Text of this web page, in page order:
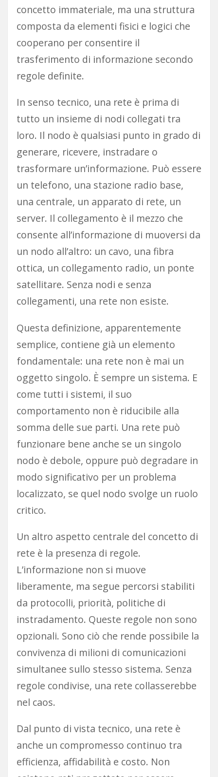
concetto immateriale, ma una struttura
composta da elementi fisici e logici che
cooperano per consentire il
trasferimento di informazione secondo
regole definite.
In senso tecnico, una rete è prima di
tutto un insieme di nodi collegati tra
loro. Il nodo è qualsiasi punto in grado di
generare, ricevere, instradare o
trasformare un’informazione. Può essere
un telefono, una stazione radio base,
una centrale, un apparato di rete, un
server. Il collegamento è il mezzo che
consente all’informazione di muoversi da
un nodo all’altro: un cavo, una fibra
ottica, un collegamento radio, un ponte
satellitare. Senza nodi e senza
collegamenti, una rete non esiste.
Questa definizione, apparentemente
semplice, contiene già un elemento
fondamentale: una rete non è mai un
oggetto singolo. È sempre un sistema. E
come tutti i sistemi, il suo
comportamento non è riducibile alla
somma delle sue parti. Una rete può
funzionare bene anche se un singolo
nodo è debole, oppure può degradare in
modo significativo per un problema
localizzato, se quel nodo svolge un ruolo
critico.
Un altro aspetto centrale del concetto di
rete è la presenza di regole.
L’informazione non si muove
liberamente, ma segue percorsi stabiliti
da protocolli, priorità, politiche di
instradamento. Queste regole non sono
opzionali. Sono ciò che rende possibile la
convivenza di milioni di comunicazioni
simultanee sullo stesso sistema. Senza
regole condivise, una rete collasserebbe
nel caos.
Dal punto di vista tecnico, una rete è
anche un compromesso continuo tra
efficienza, affidabilità e costo. Non